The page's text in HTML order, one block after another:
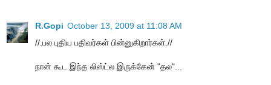
R.Gopi October 13, 2009 at 11:08 AM
//.பல புதிய பதிவர்கள் பின்னுகிறார்கள்.//
நான் கூட இந்த லிஸ்ட்ல இருக்கேன் "தல"...